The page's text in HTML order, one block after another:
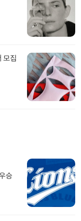
모집
승